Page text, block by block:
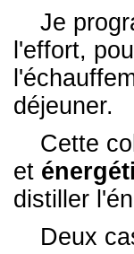
Je
l'effort,
déjeuner.
Cette
et
distiller
Deux